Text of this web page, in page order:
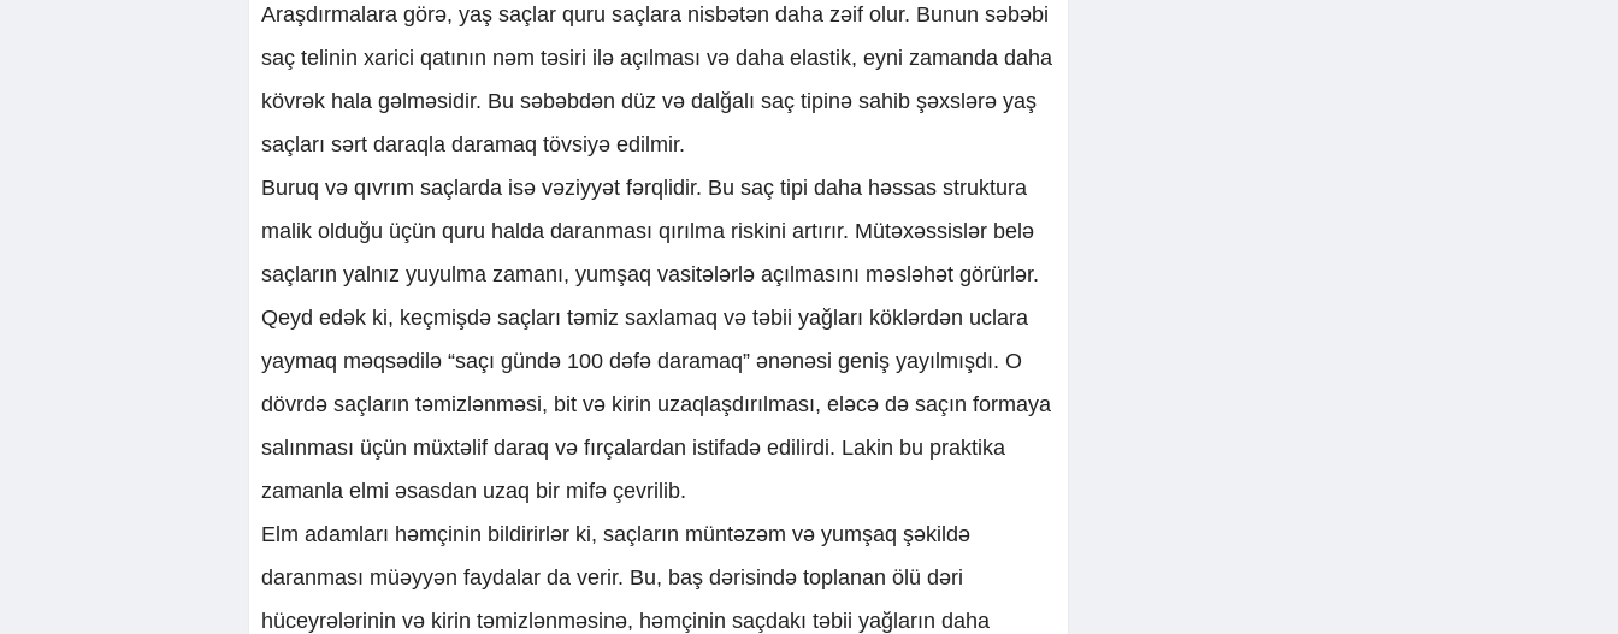
Araşdırmalara görə, yaş saçlar quru saçlara nisbətən daha zəif olur. Bunun səbəbi
saç telinin xarici qatının nəm təsiri ilə açılması və daha elastik, eyni zamanda daha
kövrək hala gəlməsidir. Bu səbəbdən düz və dalğalı saç tipinə sahib şəxslərə yaş
saçları sərt daraqla daramaq tövsiyə edilmir.
Buruq və qıvrım saçlarda isə vəziyyət fərqlidir. Bu saç tipi daha həssas struktura
malik olduğu üçün quru halda daranması qırılma riskini artırır. Mütəxəssislər belə
saçların yalnız yuyulma zamanı, yumşaq vasitələrlə açılmasını məsləhət görürlər.
Qeyd edək ki, keçmişdə saçları təmiz saxlamaq və təbii yağları köklərdən uclara
yaymaq məqsədilə “saçı gündə 100 dəfə daramaq” ənənəsi geniş yayılmışdı. O
dövrdə saçların təmizlənməsi, bit və kirin uzaqlaşdırılması, eləcə də saçın formaya
salınması üçün müxtəlif daraq və fırçalardan istifadə edilirdi. Lakin bu praktika
zamanla elmi əsasdan uzaq bir mifə çevrilib.
Elm adamları həmçinin bildirirlər ki, saçların müntəzəm və yumşaq şəkildə
daranması müəyyən faydalar da verir. Bu, baş dərisində toplanan ölü dəri
hüceyrələrinin və kirin təmizlənməsinə, həmçinin saçdakı təbii yağların daha